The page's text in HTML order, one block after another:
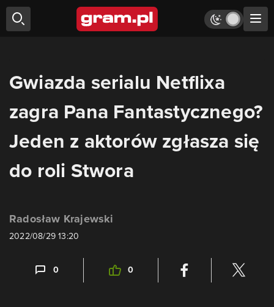
Gwiazda serialu Netflixa
zagra Pana Fantastycznego?
Jeden z aktorów zgłasza się
do roli Stwora
Radosław Krajewski
2022/08/29 13:20
0 0